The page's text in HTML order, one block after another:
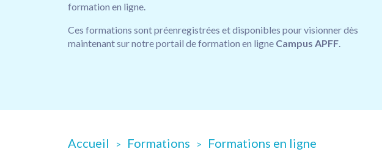
formation en ligne.
Ces formations sont préenregistrées et disponibles pour visionner dès
maintenant sur notre portail de formation en ligne Campus APFF.
Accueil Formations Formations en ligne